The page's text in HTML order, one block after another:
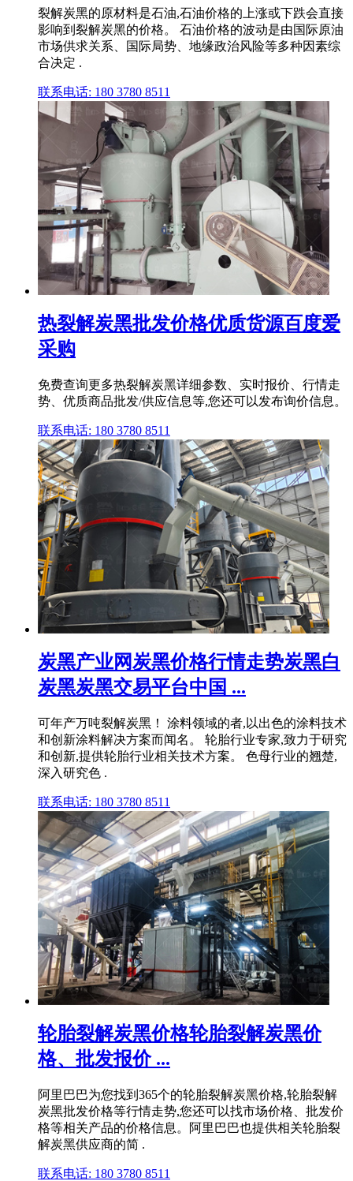
裂解炭黑的原材料是石油,石油价格的上涨或下跌会直接
影响到裂解炭黑的价格。 石油价格的波动是由国际原油
市场供求关系、国际局势、地缘政治风险等多种因素综
合决定 .
联系电话: 180 3780 8511
热裂解炭黑批发价格优质货源百度爱
采购
免费查询更多热裂解炭黑详细参数、实时报价、行情走
势、优质商品批发/供应信息等,您还可以发布询价信息。
联系电话: 180 3780 8511
炭黑产业网炭黑价格行情走势炭黑白
炭黑炭黑交易平台中国 ...
可年产万吨裂解炭黑！ 涂料领域的者,以出色的涂料技术
和创新涂料解决方案而闻名。 轮胎行业专家,致力于研究
和创新,提供轮胎行业相关技术方案。 色母行业的翘楚,
深入研究色 .
联系电话: 180 3780 8511
轮胎裂解炭黑价格轮胎裂解炭黑价
格、批发报价 ...
阿里巴巴为您找到365个的轮胎裂解炭黑价格,轮胎裂解
炭黑批发价格等行情走势,您还可以找市场价格、批发价
格等相关产品的价格信息。阿里巴巴也提供相关轮胎裂
解炭黑供应商的简 .
联系电话: 180 3780 8511